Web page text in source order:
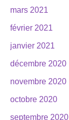
mars 2021
février 2021
janvier 2021
décembre 2020
novembre 2020
octobre 2020
septembre 2020